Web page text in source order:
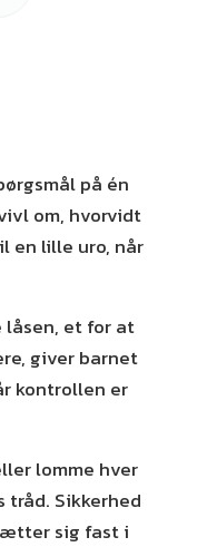
på én
om, hvorvidt
en lille uro, når
et for at
giver barnet
kontrollen er
lomme hver
Sikkerhed
sig fast i